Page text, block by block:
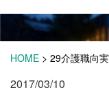
学 ぶ(健康福祉)
HOME > 29介護職向
2017/03/10